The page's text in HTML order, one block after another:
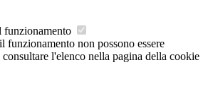
funzionamento
funzionamento non possono essere
l'elenco nella pagina della cookie